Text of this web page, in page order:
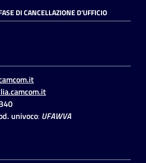
DI CANCELLAZIONE D'UFFICIO
univoco: UFAWVA